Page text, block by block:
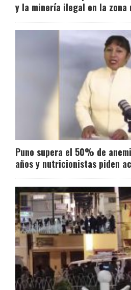
y la minería ilegal en la zona
Puno supera el 50% de
años y nutricionistas piden